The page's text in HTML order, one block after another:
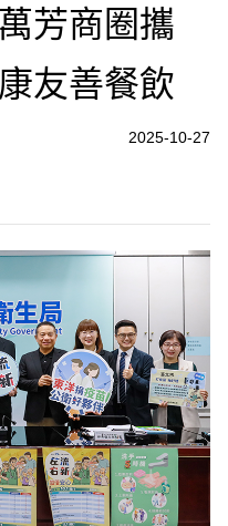
芳商圈攜
友善餐飲
2025-10-27